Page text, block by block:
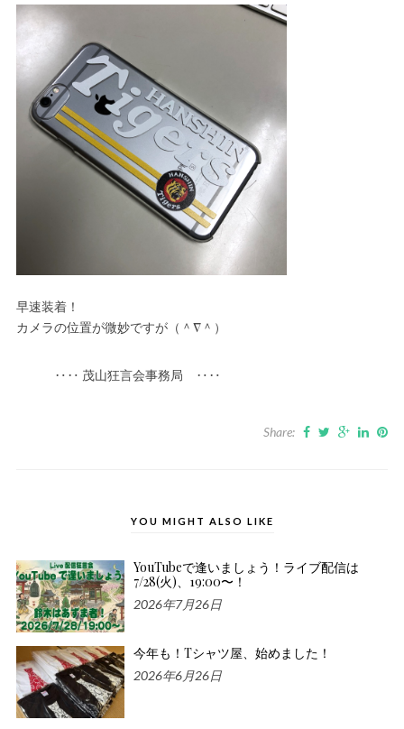
早速装着！
カメラの位置が微妙ですが（＾∇＾）
‥‥ 茂山狂言会事務局 ‥‥
Share:
YOU MIGHT ALSO LIKE
YouTubeで逢いましょう！ライブ配信は
7/28(火)、19:00〜！
2026年7月26日
今年も！Tシャツ屋、始めました！
2026年6月26日